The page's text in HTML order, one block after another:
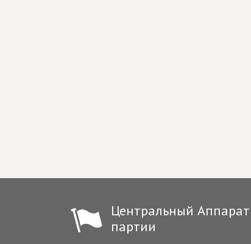
Центральный Аппарат
партии